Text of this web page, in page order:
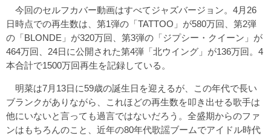
今回のセルフカバー動画はすべてジャズバージョン。4月26
日時点での再生数は、第1弾の「TATTOO」が580万回、第2弾
の「BLONDE」が320万回、第3弾の「ジプシー・クイーン」が
464万回、24日に公開された第4弾「北ウイング」が136万回。4
本合計で1500万回再生を記録している。
明菜は7月13日に59歳の誕生日を迎えるが、この年代で長い
ブランクがありながら、これほどの再生数を叩き出せる歌手は
他にいないと言っても過言ではないだろう。全盛期からのファ
ンはもちろんのこと、近年の80年代歌謡ブームでアイドル時代